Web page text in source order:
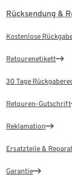
Rücksendung &
Kostenlose
Retourenetikett
30 Tage
Retouren-Gutschrift
Reklamation
Ersatzteile &
Garantie